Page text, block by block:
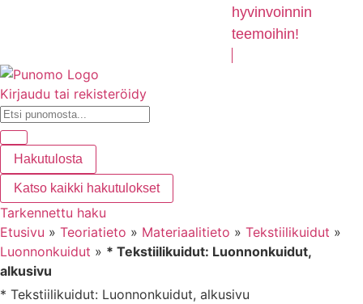
hyvinvoinnin
teemoihin!
Kirjaudu tai rekisteröidy
Hakutulosta
Katso kaikki hakutulokset
Tarkennettu haku
Etusivu » Teoriatieto » Materiaalitieto » Tekstiilikuidut »
Luonnonkuidut » * Tekstiilikuidut: Luonnonkuidut,
alkusivu
* Tekstiilikuidut: Luonnonkuidut, alkusivu